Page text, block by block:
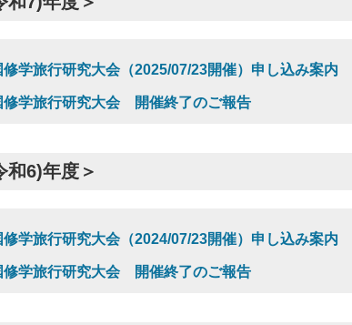
学旅行研究大会（2025/07/23開催）申し込み案内
修学旅行研究大会 開催終了のご報告
和6)年度＞
学旅行研究大会（2024/07/23開催）申し込み案内
修学旅行研究大会 開催終了のご報告